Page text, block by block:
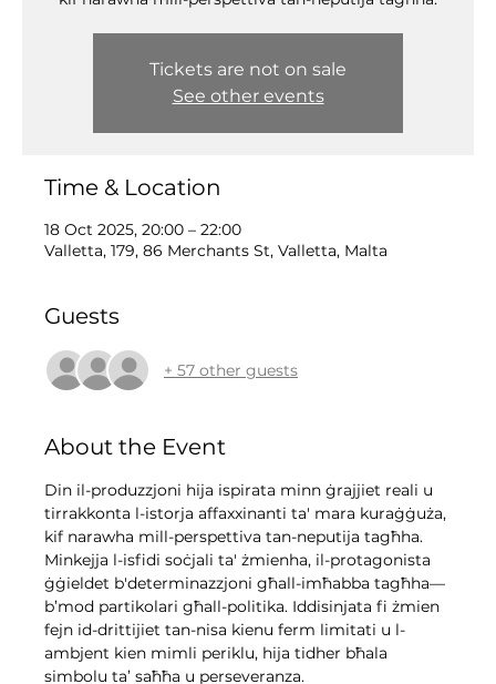
Tickets are not on sale
See other events
Time & Location
18 Oct 2025, 20:00 – 22:00
Valletta, 179, 86 Merchants St, Valletta, Malta
Guests
+ 57 other guests
About the Event
Din il-produzzjoni hija ispirata minn ġrajjiet reali u
tirrakkonta l-istorja affaxxinanti ta' mara kuraġġuża,
kif narawha mill-perspettiva tan-neputija tagħha.
Minkejja l-isfidi soċjali ta' żmienha, il-protagonista
ġġieldet b'determinazzjoni għall-imħabba tagħha—
b’mod partikolari għall-politika. Iddisinjata fi żmien
fejn id-drittijiet tan-nisa kienu ferm limitati u l-
ambjent kien mimli periklu, hija tidher bħala
simbolu ta’ saħħa u perseveranza.